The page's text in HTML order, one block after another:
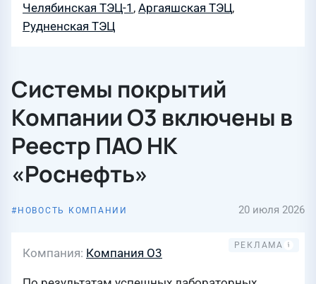
Челябинская ТЭЦ-1 , Аргаяшская ТЭЦ,
Рудненская ТЭЦ
Системы покрытий
Компании О3 включены в
Реестр ПАО НК
«Роснефть»
НОВОСТЬ КОМПАНИИ 20 июля 2026
Компания Компания О3